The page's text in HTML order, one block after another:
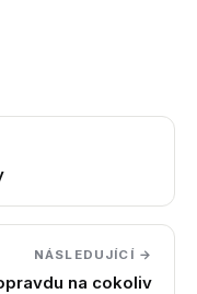
NÁSLEDUJÍCÍ →
na cokoliv